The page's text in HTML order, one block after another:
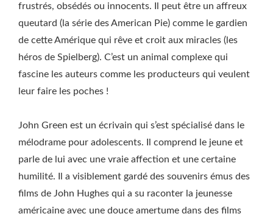
frustrés, obsédés ou innocents. Il peut être un affreux
queutard (la série des American Pie) comme le gardien
de cette Amérique qui rêve et croit aux miracles (les
héros de Spielberg). C’est un animal complexe qui
fascine les auteurs comme les producteurs qui veulent
leur faire les poches !
John Green est un écrivain qui s’est spécialisé dans le
mélodrame pour adolescents. Il comprend le jeune et
parle de lui avec une vraie affection et une certaine
humilité. Il a visiblement gardé des souvenirs émus des
films de John Hughes qui a su raconter la jeunesse
américaine avec une douce amertume dans des films